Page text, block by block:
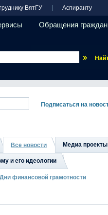
ВятГУ Аспиранту
Обращения граждан
Все новости Медиа проекты
и его идеологии
Дни финансовой грамотности